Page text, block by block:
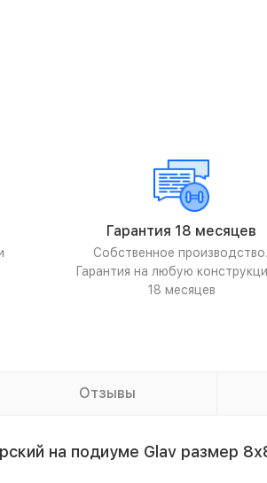
Гарантия 18 месяцев
Собственное производство.
Гарантия на любую
18 месяцев
Отзывы
на подиуме Glav размер